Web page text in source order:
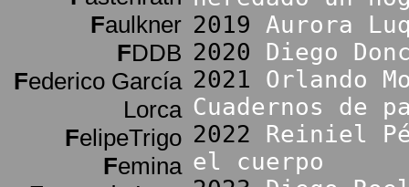
Faulkner
FDDB
Federico García
Lorca
FelipeTrigo
Femina
2019 Aurora
2020 Diego
2021 Orlando
Cuadernos de
2022 Reiniel
el cuerpo